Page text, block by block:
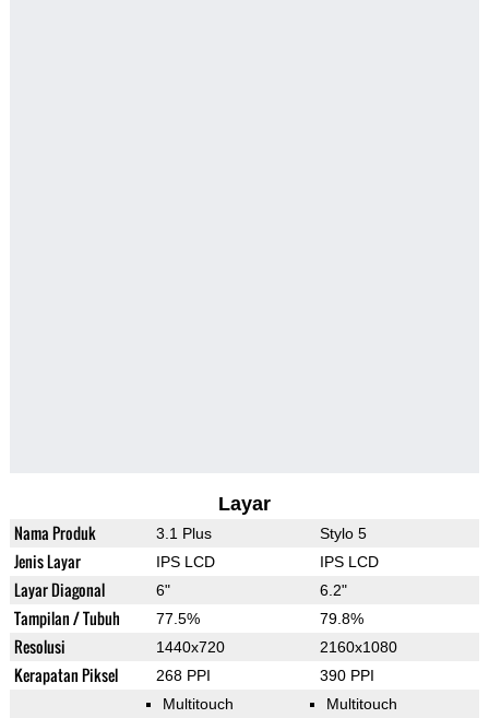
Layar
Nama Produk 3.1 Plus Stylo 5
Jenis Layar IPS LCD IPS LCD
Layar Diagonal 6" 6.2"
Tampilan / Tubuh 77.5% 79.8%
Resolusi 1440x720 2160x1080
Kerapatan Piksel 268 PPI 390 PPI
Multitouch Multitouch